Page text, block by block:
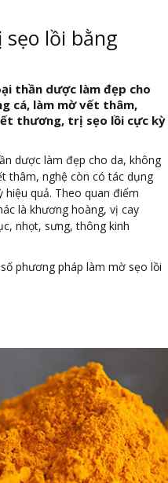
lồi bằng
thần dược làm đẹp cho
cá, làm mờ vết thâm,
thương, trị sẹo lồi cực kỳ
dược làm đẹp cho da, không
thâm, nghệ còn có tác dụng
hiệu quả. Theo quan điểm
là khương hoàng, vị cay
nhọt, sưng, thông kinh
phương pháp làm mờ sẹo lồi